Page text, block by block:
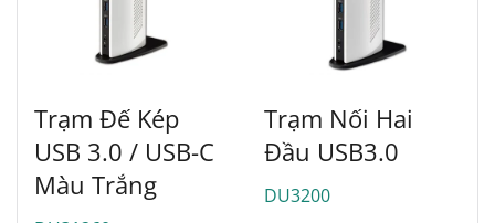
Trạm Đế Kép
USB 3.0 / USB-C
Màu Trắng
Trạm Nối Hai
Đầu USB3.0
DU3200